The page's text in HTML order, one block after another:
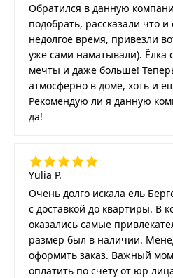
Обратился в данную
подобрать, рассказали что и
недолгое время, привезли
уже сами наматывали). Ёлка
мечты и даже больше!
атмосферно в доме, хоть и
Рекомендую ли я данную
да!
Yulia P.
Очень долго искала ель
с доставкой до квартиры. В
оказались самые
размер был в наличии.
оформить заказ. Важный
оплатить по счету от юр